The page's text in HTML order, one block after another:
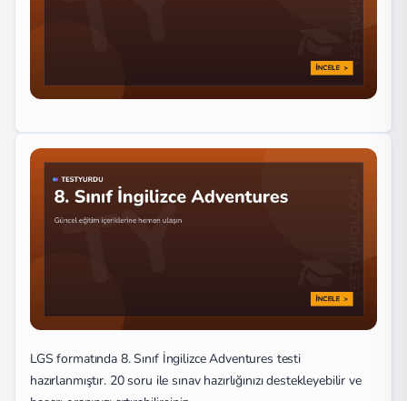
LGS formatında 8. Sınıf İngilizce Adventures testi
hazırlanmıştır. 20 soru ile sınav hazırlığınızı destekleyebilir ve